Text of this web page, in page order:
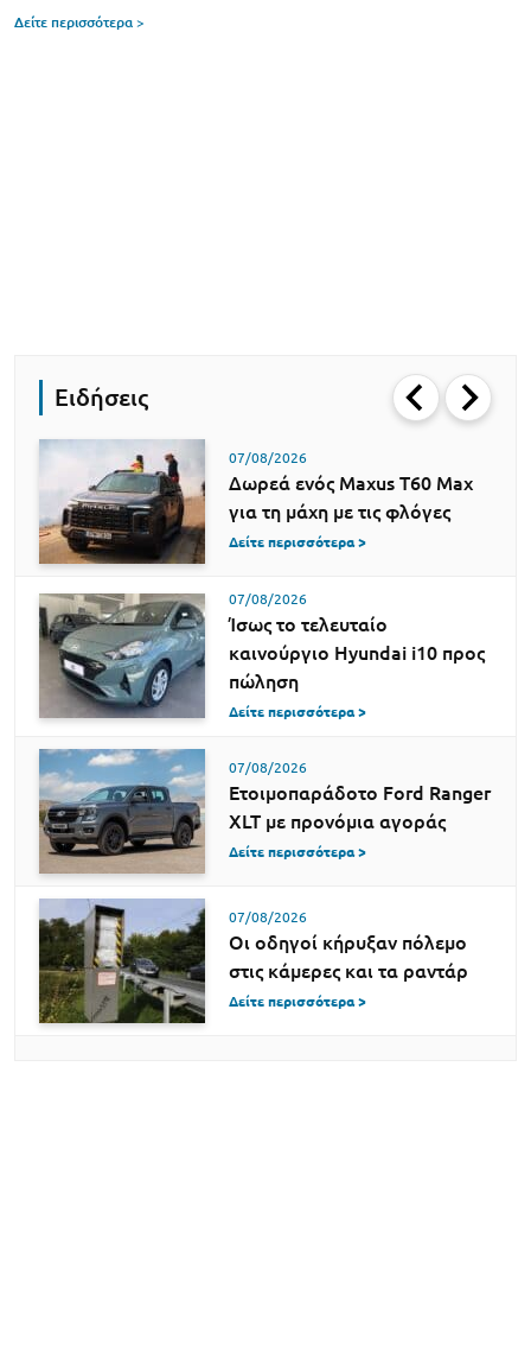
Δείτε περισσότερα >
Ειδήσεις
07/08/2026
Δωρεά ενός Maxus T60 Max
για τη μάχη με τις φλόγες
Δείτε περισσότερα >
07/08/2026
Ίσως το τελευταίο
καινούργιο Hyundai i10 προς
πώληση
Δείτε περισσότερα >
07/08/2026
Ετοιμοπαράδοτο Ford Ranger
XLT με προνόμια αγοράς
Δείτε περισσότερα >
07/08/2026
Οι οδηγοί κήρυξαν πόλεμο
στις κάμερες και τα ραντάρ
Δείτε περισσότερα >